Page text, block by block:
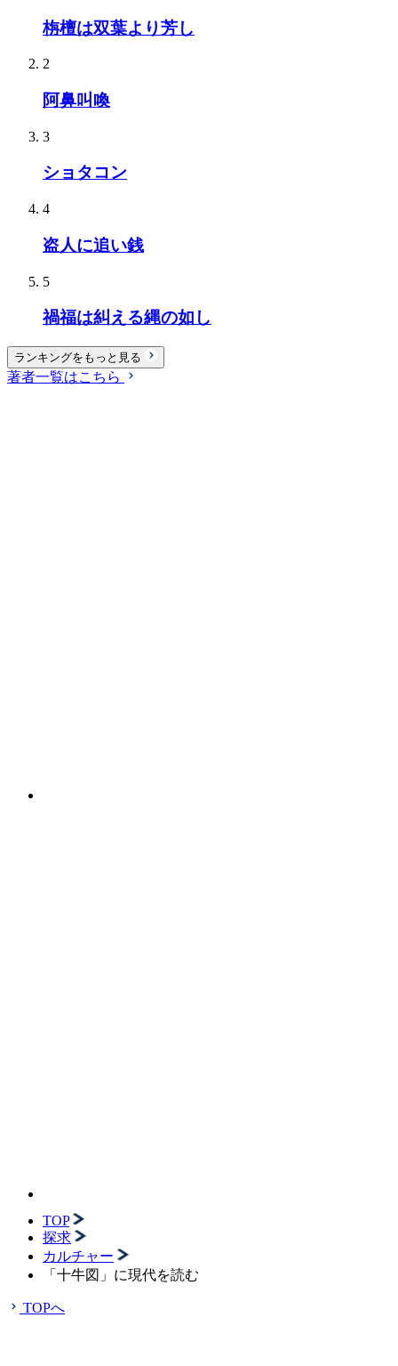
栴檀は双葉より芳し
2
阿鼻叫喚
3
ショタコン
4
盗人に追い銭
5
禍福は糾える縄の如し
ランキングをもっと見る
著者一覧はこちら
TOP
探求
カルチャー
「十牛図」に現代を読む
TOPへ